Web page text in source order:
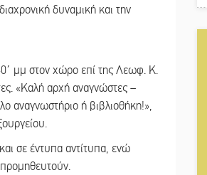
δυναμική και την
μμ στον χώρο επί της Λεωφ. Κ.
«Καλή αρχή αναγνώστες –
αναγνωστήριο ή βιβλιοθήκη!»,
σε έντυπα αντίτυπα, ενώ
προμηθευτούν.